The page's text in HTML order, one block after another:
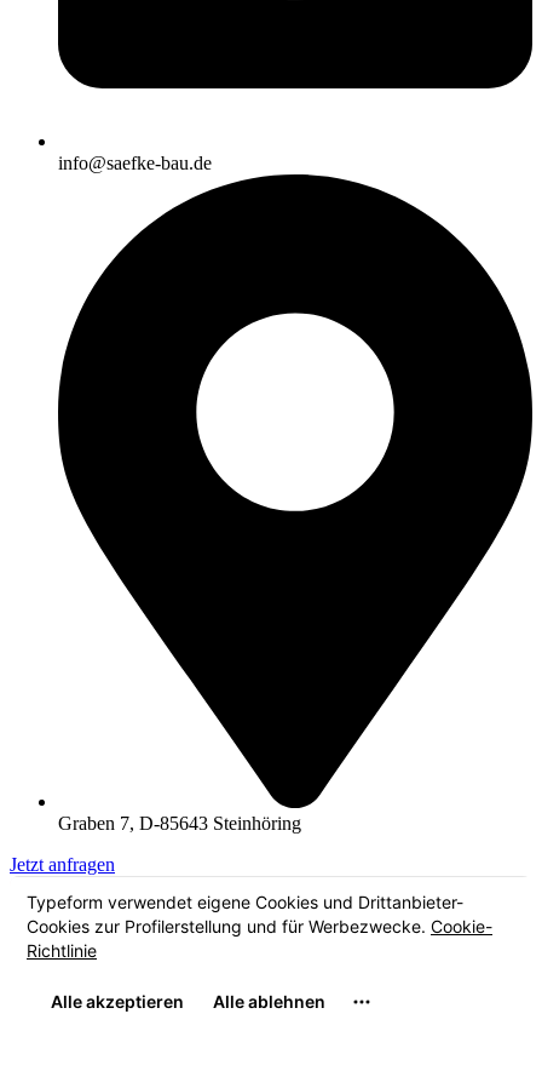
info@saefke-bau.de
Graben 7, D-85643 Steinhöring
Jetzt anfragen